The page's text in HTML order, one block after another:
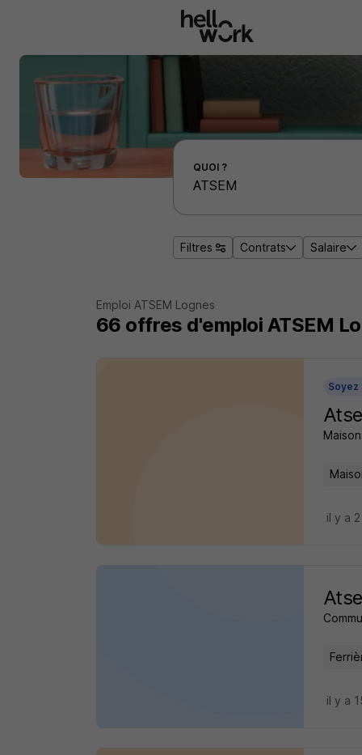
Effectuer une recherche d'emploi par localité
QUOI ?
Filtres Contrats Salaire
Emploi ATSEM Lognes
66 offres d'emploi ATSEM
Soyez
il y a
il y a